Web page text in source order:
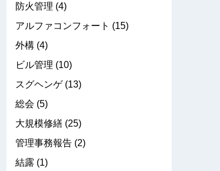
防火管理 (4)
アルファコンフォート (15)
外構 (4)
ビル管理 (10)
スグヘンゲ(13)
総会 (5)
大規模修繕 (25)
管理事務報告 (2)
結露 (1)